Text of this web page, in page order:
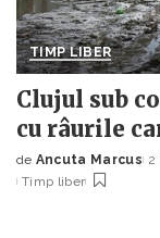
TIMP LIBER
Clujul sub
cu râurile
Posted
by
de Ancuta Marcus 2
Timp liber